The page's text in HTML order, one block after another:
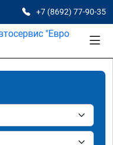
+7 (8692) 77-90-35